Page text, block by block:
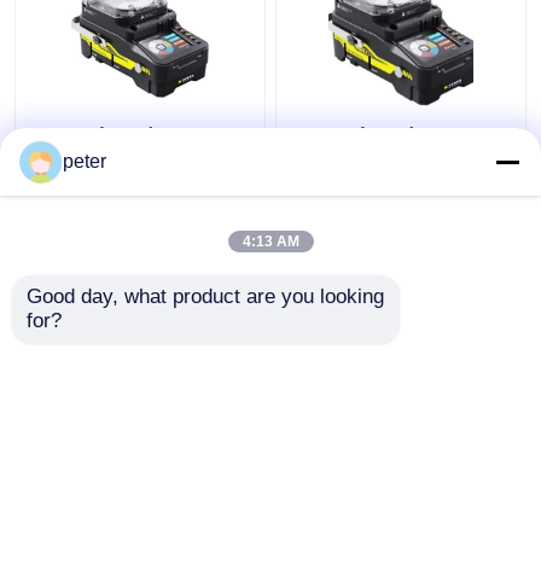
Ο εξοπλισμός
συνδετήρα DA-PM100
που συναρμολογείται
Ο εξοπλισμός
συνδετήρα DA-PM100
φορητός για 5G
peter
4:13 AM
Good day, what product are you looking
for?